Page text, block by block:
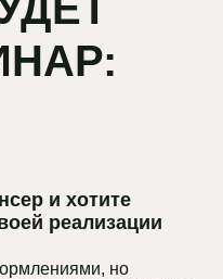
и хотите
реализации
но